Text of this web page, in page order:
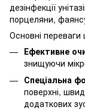
дезінфекції
порцеляни,
Основні переваги
Ефективне
знищуючи
Спеціальна
поверхні,
додаткових